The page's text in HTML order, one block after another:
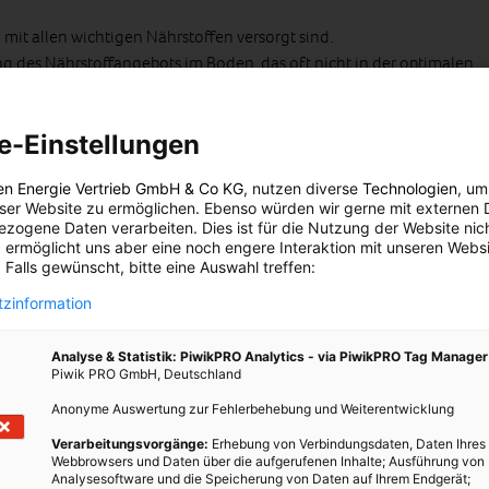
allen wichtigen Nährstoffen versorgt sind.
des Nährstoffangebots im Boden, das oft nicht in der optimalen
mit dem Dünger natürlich auch nicht übertreiben. Durch
Wachstum, höhere Erträge und eine verbesserte
Jauchensorten und Brühen sind auch für
einsetzbar.
dabei kann man die Pflanzennahrung auch ganz
ist wohl Brennnesseljauche, diese kommt auch bei den
ist im Grunde eine Brühe aus Wasser und
einen großen Behälter mit fest schließendem Deckel sowie
wächst oft in großen Mengen am Waldrand, am Kompost
die Pflanzenteile sehr gut zerkleinern und einen großen
wird dieser bis ungefähr 10 cm unter den oberen Rand
Einstellungen
Energie Vertrieb GmbH & Co KG, nutzen diverse Technologien,
Website zu ermöglichen. Ebenso würden wir gerne mit externen
Daten verarbeiten. Dies ist für die Nutzung der Website
ermöglicht uns aber eine noch engere Interaktion mit unseren
Falls gewünscht, bitte eine Auswahl treffen:
Analyse & Statistik: PiwikPRO Analytics - via PiwikPRO Tag Manager
Piwik PRO GmbH, Deutschland
Anonyme Auswertung zur Fehlerbehebung und Weiterentwicklung
Verarbeitungsvorgänge: Erhebung von Verbindungsdaten, Daten Ihres
Webbrowsers und Daten über die aufgerufenen Inhalte; Ausführung von
Analysesoftware und die Speicherung von Daten auf Ihrem Endgerät;